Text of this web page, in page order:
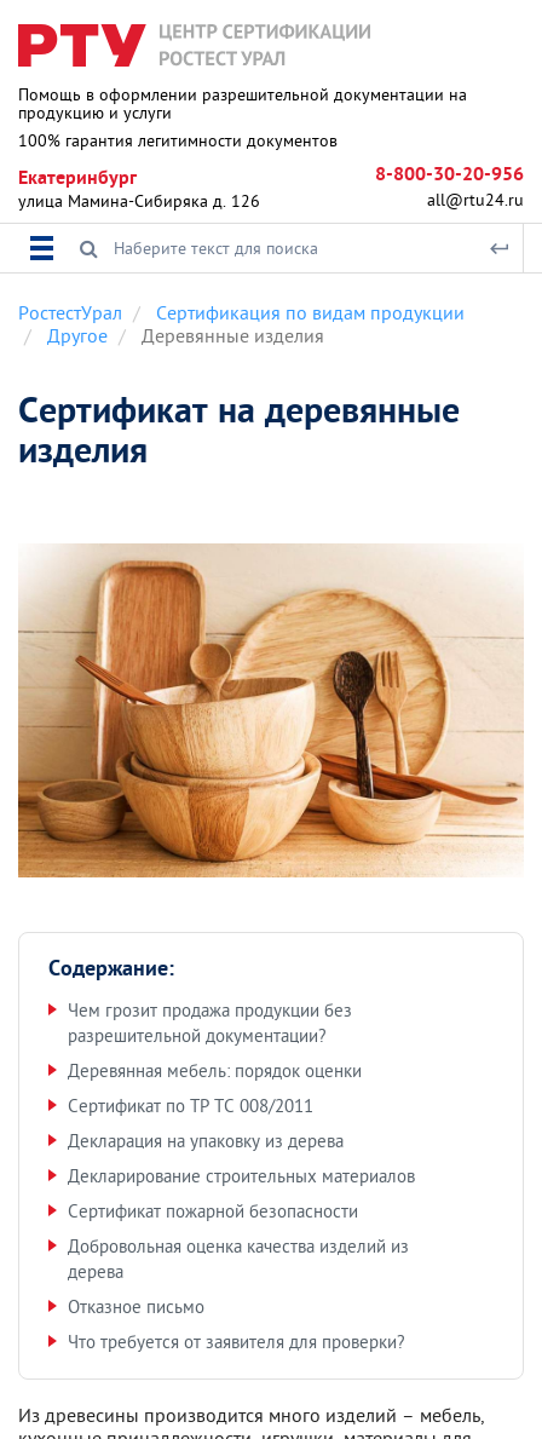
Помощь в оформлении разрешительной документации на
продукцию и услуги
100% гарантия легитимности документов
Екатеринбург
улица Мамина-Сибиряка д. 126
8-800-30-20-956
all@rtu24.ru
РостестУрал
Сертификация по видам продукции
Другое
Деревянные изделия
Сертификат на деревянные
изделия
Содержание:
Чем грозит продажа продукции без
разрешительной документации?
Деревянная мебель: порядок оценки
Сертификат по ТР ТС 008/2011
Декларация на упаковку из дерева
Декларирование строительных материалов
Сертификат пожарной безопасности
Добровольная оценка качества изделий из
дерева
Отказное письмо
Что требуется от заявителя для проверки?
Из древесины производится много изделий – мебель,